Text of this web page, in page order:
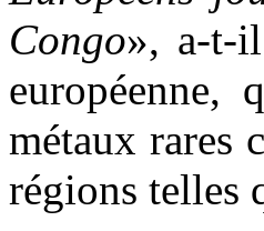
Congo», a-t-
européenne,
métaux rares
régions telles